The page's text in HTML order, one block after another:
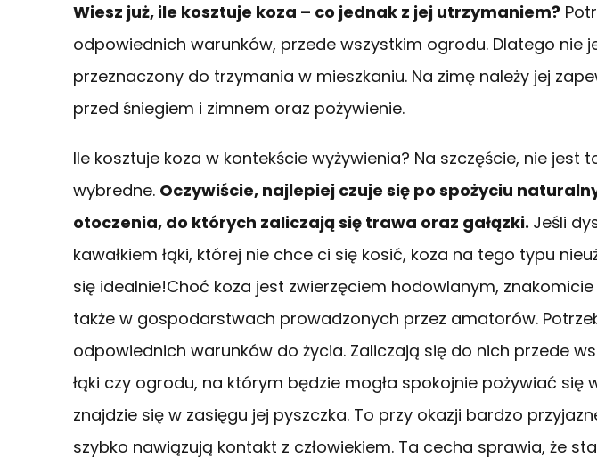
Wiesz już, ile kosztuje koza – co jednak z jej utrzymaniem?
odpowiednich warunków, przede wszystkim ogrodu. Dlatego nie
przeznaczony do trzymania w mieszkaniu. Na zimę należy jej
przed śniegiem i zimnem oraz pożywienie.
Ile kosztuje koza w kontekście wyżywienia? Na szczęście, nie jest
wybredne. Oczywiście, najlepiej czuje się po spożyciu
otoczenia, do których zaliczają się trawa oraz gałązki. Jeśli
kawałkiem łąki, której nie chce ci się kosić, koza na tego typu
się idealnie!Choć koza jest zwierzęciem hodowlanym,
także w gospodarstwach prowadzonych przez amatorów.
odpowiednich warunków do życia. Zaliczają się do nich przede
łąki czy ogrodu, na którym będzie mogła spokojnie pożywiać się
znajdzie się w zasięgu jej pyszczka. To przy okazji bardzo
szybko nawiązują kontakt z człowiekiem. Ta cecha sprawia, że